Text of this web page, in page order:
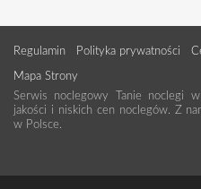
Regulamin Polityka prywatności
Mapa Strony
Serwis noclegowy Tanie noclegi
jakości i niskich cen noclegów. Z
w Polsce.